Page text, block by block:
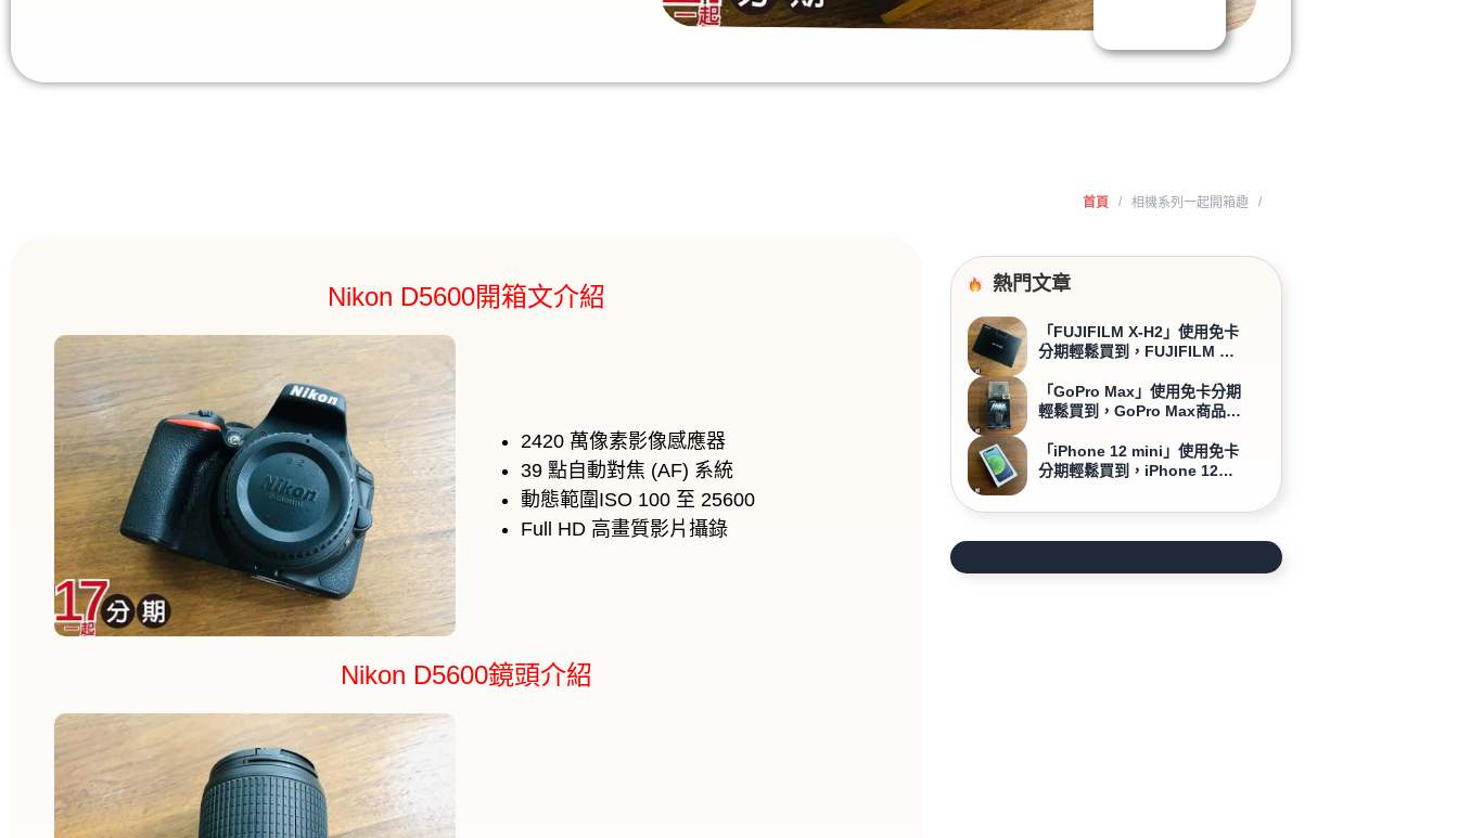
首頁 / 相機系列一起開箱趣 /
Nikon D5600開箱文介紹
2420 萬像素影像感應器
39 點自動對焦 (AF) 系統
動態範圍ISO 100 至 25600
Full HD 高畫質影片攝錄
Nikon D5600鏡頭介紹
熱門文章
「FUJIFILM X-H2」使用免卡
分期輕鬆買到，FUJIFILM X-
「GoPro Max」使用免卡分期
輕鬆買到，GoPro Max商品開
「iPhone 12 mini」使用免卡
分期輕鬆買到，iPhone 12